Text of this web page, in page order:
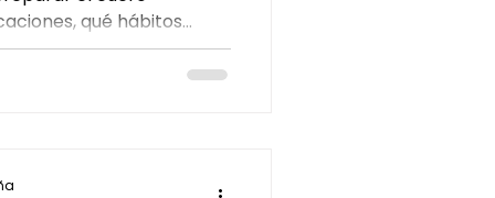
y pistacho
qué hábitos
y por qué un Head
para mantener un